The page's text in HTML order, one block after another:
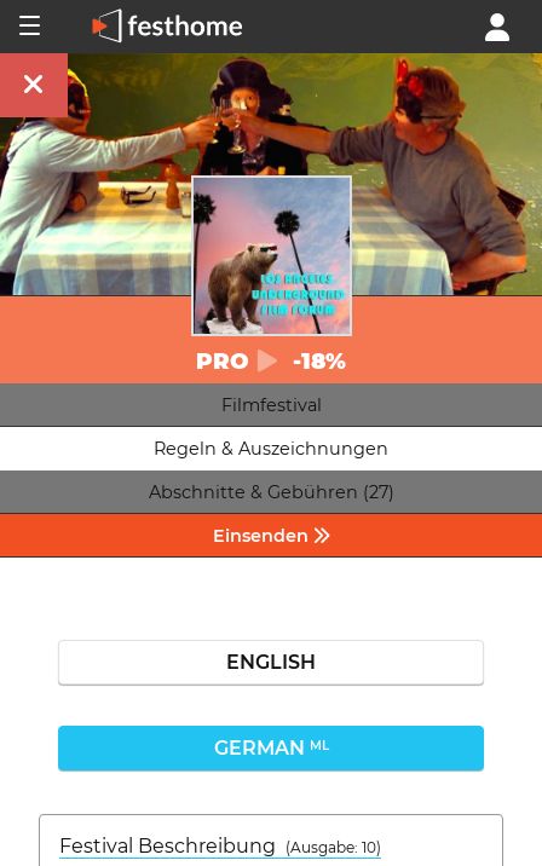
PRO -18%
Filmfestival
Regeln & Auszeichnungen
Abschnitte & Gebühren (27)
Einsenden
ENGLISH
GERMAN ML
Festival Beschreibung
(Ausgabe: 10)